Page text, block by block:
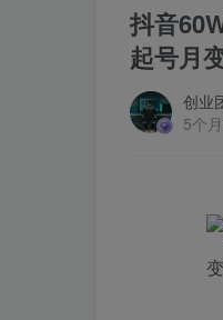
抖音
起号月
创业
5个